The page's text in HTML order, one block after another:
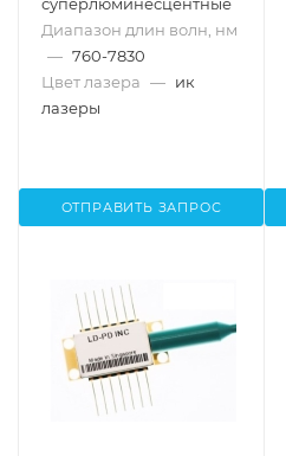
Диапазон длин волн, нм
— 760-7830
Цвет лазера — ик
лазеры
ОТПРАВИТЬ ЗАПРОС